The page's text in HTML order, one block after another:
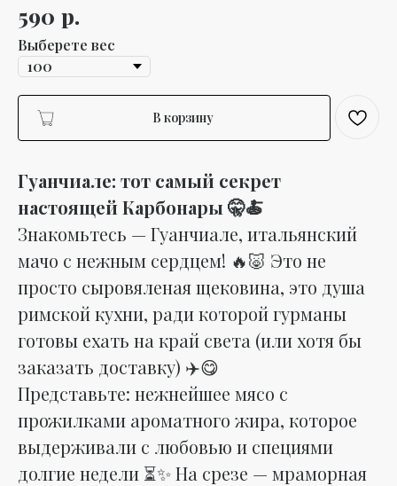
590 р.
Выберете вес
В корзину
Гуанчиале: тот самый секрет
настоящей Карбонары 🤫🍝
Знакомьтесь — Гуанчиале, итальянский
мачо с нежным сердцем! 🔥🐷 Это не
просто сыровяленая щековина, это душа
римской кухни, ради которой гурманы
готовы ехать на край света (или хотя бы
заказать доставку) ✈️😋
Представьте: нежнейшее мясо с
прожилками ароматного жира, которое
выдерживали с любовью и специями
долгие недели ⏳✨ На срезе — мраморная